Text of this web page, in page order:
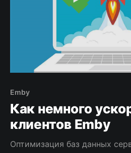
Emby
Как немного
клиентов Emby
Оптимизация баз данных